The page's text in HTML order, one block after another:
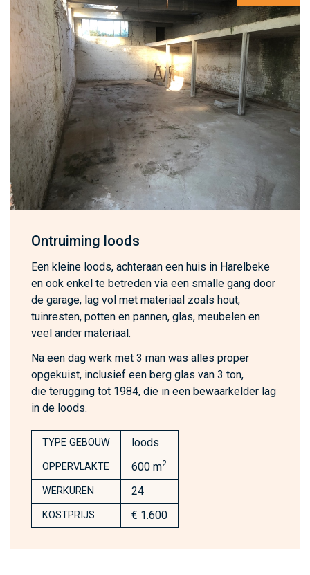
Ontruiming loods
Een kleine loods, achteraan een huis in Harelbeke
en ook enkel te betreden via een smalle gang door
de garage, lag vol met materiaal zoals hout,
tuinresten, potten en pannen, glas, meubelen en
veel ander materiaal.
Na een dag werk met 3 man was alles proper
opgekuist, inclusief een berg glas van 3 ton,
die terugging tot 1984, die in een bewaarkelder lag
in de loods.
TYPE GEBOUW loods
OPPERVLAKTE 600 m2
WERKUREN 24
KOSTPRIJS € 1.600